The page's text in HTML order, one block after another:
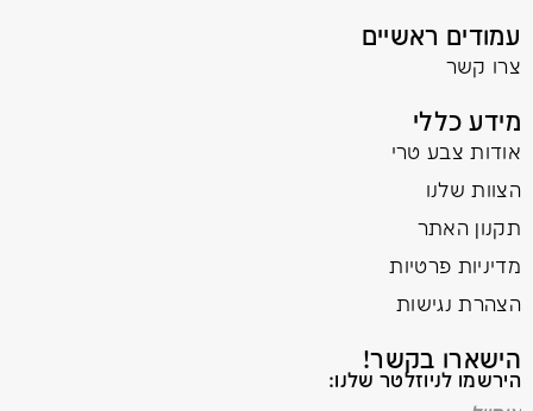
עמודים ראשיים
צרו קשר
מידע כללי
אודות צבע טרי
הצוות שלנו
תקנון האתר
מדיניות פרטיות
הצהרת נגישות
הישארו בקשר!
הירשמו לניוזלטר שלנו: